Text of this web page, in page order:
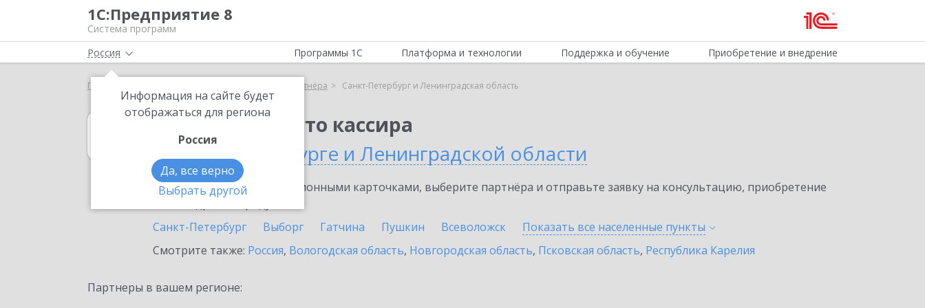
1С:Предприятие 8
Система программ
Россия
Информация на сайте будет
отображаться для региона
Россия
Да, все верно
Выбрать другой
Программы 1С Платформа и технологии Поддержка и обучение Приобретение и внедрение
Главная Выбор партнёра Санкт-Петербург и Ленинградская область
1С:Рабочее место кассира
в Санкт-Петербурге и Ленинградской области
Ознакомьтесь с информационными карточками, выберите партнёра и отправьте заявку на консультацию, приобретение
Санкт-Петербург
Выборг Гатчина Пушкин Всеволожск Показать все населенные пункты
Смотрите также: Россия, Вологодская область, Новгородская область, Псковская область, Республика Карелия
Партнеры в вашем регионе: